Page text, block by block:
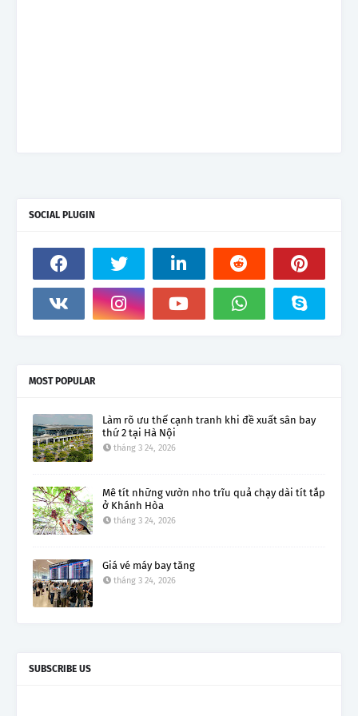
SOCIAL PLUGIN
MOST POPULAR
Làm rõ ưu thế cạnh tranh khi đề xuất sân bay
thứ 2 tại Hà Nội
tháng 3 24, 2026
Mê tít những vườn nho trĩu quả chạy dài tít tắp
ở Khánh Hòa
tháng 3 24, 2026
Giá vé máy bay tăng
tháng 3 24, 2026
SUBSCRIBE US